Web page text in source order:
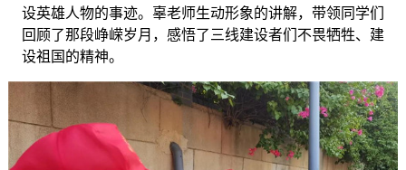
设英雄人物的事迹。辜老师生动形象的讲解，带领同学们
回顾了那段峥嵘岁月，感悟了三线建设者们不畏牺牲、建
设祖国的精神。